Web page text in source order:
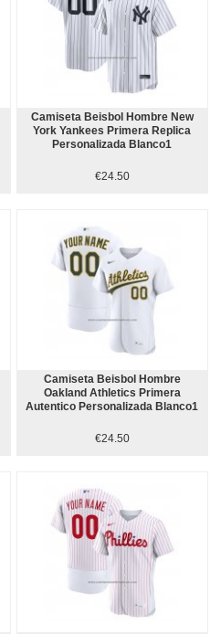
Camiseta Beisbol Hombre New
York Yankees Primera Replica
Personalizada Blanco1
€24.50
Camiseta Beisbol Hombre
Oakland Athletics Primera
Autentico Personalizada Blanco1
€24.50